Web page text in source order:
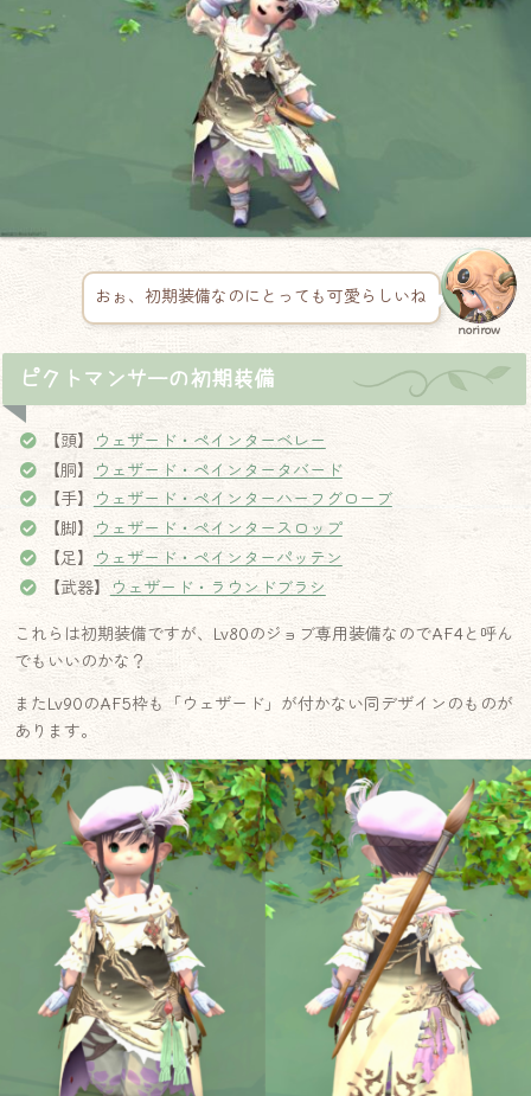
おぉ、初期装備なのにとっても可愛らしいね
norirow
ピクトマンサーの初期装備
【頭】
ウェザード・ペインターベレー
【胴】
ウェザード・ペインタータバード
【手】ウェザード・ペインターハーフグローブ
【脚】 ウェザード・ペインタースロップ
【足】
ウェザード・ペインターパッテン
【武器】 ウェザード・ラウンドブラシ
これらは初期装備ですが、Lv80のジョブ専用装備なのでAF4と呼ん
でもいいのかな？
またLv90のAF5枠も「ウェザード」が付かない同デザインのものが
あります。